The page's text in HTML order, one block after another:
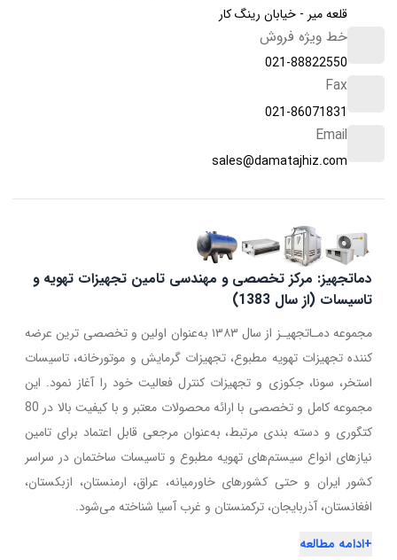
قلعه میر - خیابان رینگ کار
خط ویژه فروش
021-88822550
Fax
021-86071831
Email
sales@damatajhiz.com
دماتجهیز: مرکز تخصصی و مهندسی تامین تجهیزات تهویه و
تاسیسات (از سال 1383)
مجموعه دمـاتجهیـز از سال ۱۳۸۳ به‌عنوان اولین و تخصصی ترین عرضه
کننده تجهیزات تهویه مطبوع، تجهیزات گرمایش و موتورخانه، تاسیسات
استخر، سونا، جکوزی و تجهیزات کنترل فعالیت خود را آغاز نمود. این
مجموعه کامل و تخصصی با ارائه محصولات معتبر و با کیفیت بالا در 80
کتگوری و دسته بندی مرتبط، به‌عنوان مرجعی قابل اعتماد برای تامین
نیازهای انواع سیستم‌های تهویه مطبوع و تاسیسات ساختمان در سراسر
کشور ایران و حتی کشورهای خاورمیانه، عراق، ارمنستان، ازبکستان،
افغانستان، آذربایجان، ترکمنستان و غرب آسیا شناخته می‌شود.
+ادامه مطالعه